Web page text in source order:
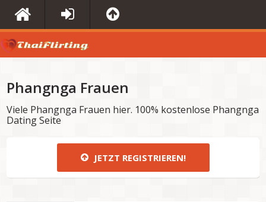
Phangnga Frauen
Viele Phangnga Frauen hier. 100% kostenlose Phangnga
Dating Seite
JETZT REGISTRIEREN!